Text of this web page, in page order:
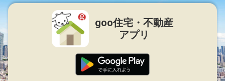
goo住宅・不動産
アプリ